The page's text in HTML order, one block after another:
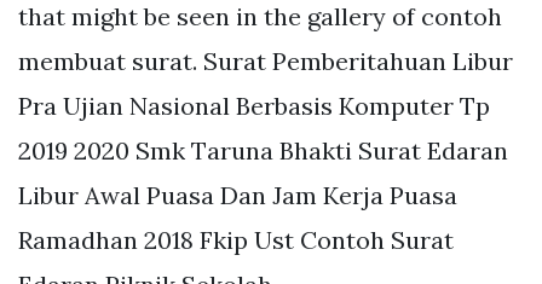
that might be seen in the gallery of contoh
membuat surat. Surat Pemberitahuan Libur
Pra Ujian Nasional Berbasis Komputer Tp
2019 2020 Smk Taruna Bhakti Surat Edaran
Libur Awal Puasa Dan Jam Kerja Puasa
Ramadhan 2018 Fkip Ust Contoh Surat